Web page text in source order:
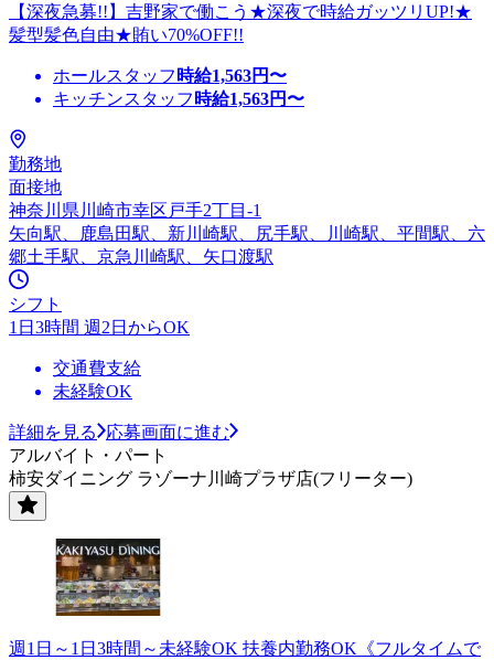
【深夜急募!!】吉野家で働こう★深夜で時給ガッツリUP!★
髪型髪色自由★賄い70%OFF!!
ホールスタッフ 時給1,563円〜
キッチンスタッフ 時給1,563円〜
勤務地
面接地
神奈川県川崎市幸区戸手2丁目-1
矢向駅、鹿島田駅、新川崎駅、尻手駅、川崎駅、平間駅、六
郷土手駅、京急川崎駅、矢口渡駅
シフト
1日3時間 週2日からOK
交通費支給
未経験OK
詳細を見る
応募画面に進む
アルバイト・パート
柿安ダイニング ラゾーナ川崎プラザ店(フリーター)
週1日～1日3時間～未経験OK 扶養内勤務OK《フルタイムで